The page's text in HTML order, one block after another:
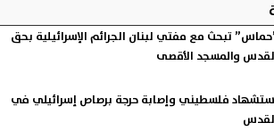
تبحث مع مفتي لبنان الجرائم الإسرائيلية بحق
والمسجد الأقصى
فلسطيني وإصابة حرجة برصاص إسرائيلي في